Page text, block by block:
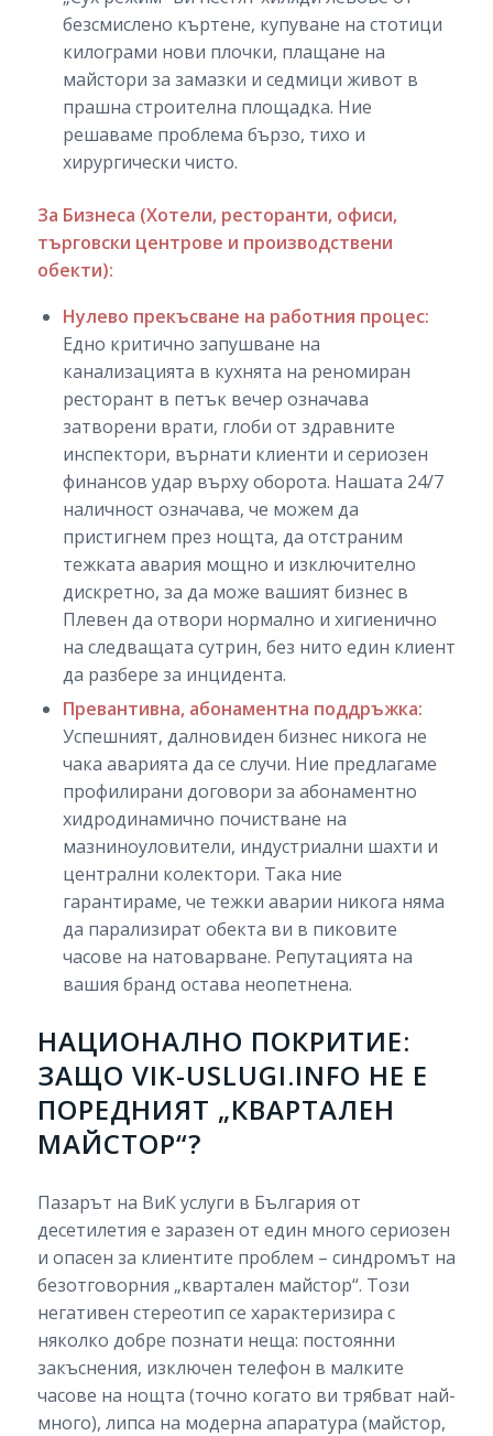
безсмислено къртене, купуване на стотици
килограми нови плочки, плащане на
майстори за замазки и седмици живот в
прашна строителна площадка. Ние
решаваме проблема бързо, тихо и
хирургически чисто.
За Бизнеса (Хотели, ресторанти, офиси,
търговски центрове и производствени
обекти):
Нулево прекъсване на работния процес:
Едно критично запушване на
канализацията в кухнята на реномиран
ресторант в петък вечер означава
затворени врати, глоби от здравните
инспектори, върнати клиенти и сериозен
финансов удар върху оборота. Нашата 24/7
наличност означава, че можем да
пристигнем през нощта, да отстраним
тежката авария мощно и изключително
дискретно, за да може вашият бизнес в
Плевен да отвори нормално и хигиенично
на следващата сутрин, без нито един клиент
да разбере за инцидента.
Превантивна, абонаментна поддръжка:
Успешният, далновиден бизнес никога не
чака аварията да се случи. Ние предлагаме
профилирани договори за абонаментно
хидродинамично почистване на
мазниноуловители, индустриални шахти и
централни колектори. Така ние
гарантираме, че тежки аварии никога няма
да парализират обекта ви в пиковите
часове на натоварване. Репутацията на
вашия бранд остава неопетнена.
НАЦИОНАЛНО ПОКРИТИЕ:
ЗАЩО VIK-USLUGI.INFO НЕ Е
ПОРЕДНИЯТ „КВАРТАЛЕН
МАЙСТОР“?
Пазарът на ВиК услуги в България от
десетилетия е заразен от един много сериозен
и опасен за клиентите проблем – синдромът на
безотговорния „квартален майстор“. Този
негативен стереотип се характеризира с
няколко добре познати неща: постоянни
закъснения, изключен телефон в малките
часове на нощта (точно когато ви трябват най-
много), липса на модерна апаратура (майстор,